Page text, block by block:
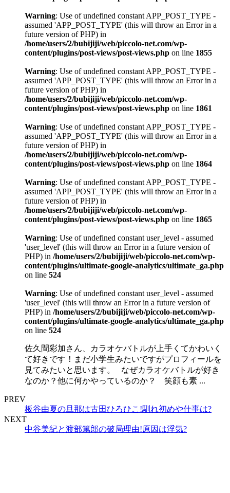
Warning: Use of undefined constant APP_POST_TYPE -
assumed 'APP_POST_TYPE' (this will throw an Error in a
future version of PHP) in
/home/users/2/bubijiji/web/piccolo-net.com/wp-
content/plugins/post-views/post-views.php on line 1855
Warning: Use of undefined constant APP_POST_TYPE -
assumed 'APP_POST_TYPE' (this will throw an Error in a
future version of PHP) in
/home/users/2/bubijiji/web/piccolo-net.com/wp-
content/plugins/post-views/post-views.php on line 1861
Warning: Use of undefined constant APP_POST_TYPE -
assumed 'APP_POST_TYPE' (this will throw an Error in a
future version of PHP) in
/home/users/2/bubijiji/web/piccolo-net.com/wp-
content/plugins/post-views/post-views.php on line 1864
Warning: Use of undefined constant APP_POST_TYPE -
assumed 'APP_POST_TYPE' (this will throw an Error in a
future version of PHP) in
/home/users/2/bubijiji/web/piccolo-net.com/wp-
content/plugins/post-views/post-views.php on line 1865
Warning: Use of undefined constant user_level - assumed
'user_level' (this will throw an Error in a future version of
PHP) in /home/users/2/bubijiji/web/piccolo-net.com/wp-
content/plugins/ultimate-google-analytics/ultimate_ga.php
on line 524
Warning: Use of undefined constant user_level - assumed
'user_level' (this will throw an Error in a future version of
PHP) in /home/users/2/bubijiji/web/piccolo-net.com/wp-
content/plugins/ultimate-google-analytics/ultimate_ga.php
on line 524
佐久間彩加さん、カラオケバトルが上手くてかわいく
て好きです！まだ小学生みたいですがプロフィールを
見てみたいと思います。 なぜカラオケバトルが好き
なのか？他に何かやっているのか？ 笑顔も素 ...
PREV
板谷由夏の旦那は古田ひろひこ!馴れ初めや仕事は?
NEXT
中谷美紀と渡部篤郎の破局理由!原因は浮気?